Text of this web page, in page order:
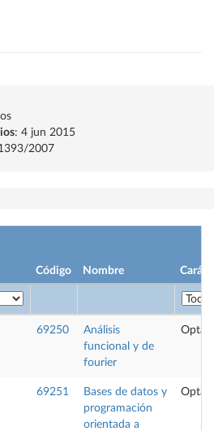
: 4 jun 2015
2007
Código Nombre
69250
Análisis
funcional y de
fourier
69251
Bases de datos y
programación
orientada a